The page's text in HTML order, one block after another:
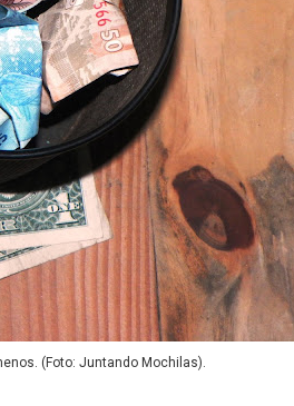
(Foto: Juntando Mochilas).